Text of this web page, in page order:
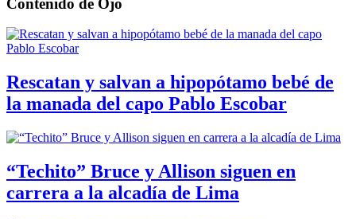
Rescatan y salvan a hipopótamo bebé de
la manada del capo Pablo Escobar
“Techito” Bruce y Allison siguen en
carrera a la alcadía de Lima